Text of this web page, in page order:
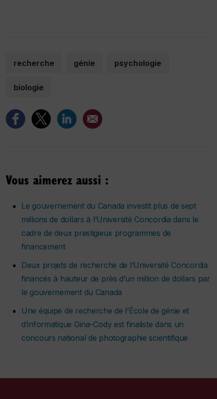
recherche génie psychologie
biologie
Vous aimerez aussi :
Le gouvernement du Canada investit plus de sept
millions de dollars à l’Université Concordia dans le
cadre de deux prestigieux programmes de
financement
Deux projets de recherche de l’Université Concordia
financés à hauteur de près d’un million de dollars par
le gouvernement du Canada
Une équipe de recherche de l’École de génie et
d’informatique Gina-Cody est finaliste dans un
concours national de photographie scientifique